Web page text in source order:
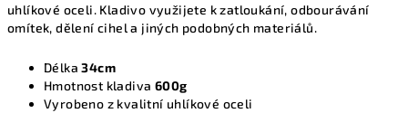
uhlíkové oceli. Kladivo využijete k zatloukání, odbourávání
omítek, dělení cihel a jiných podobných materiálů.
Délka34cm
Hmotnost kladiva 600g
Vyrobeno z kvalitní uhlíkové oceli